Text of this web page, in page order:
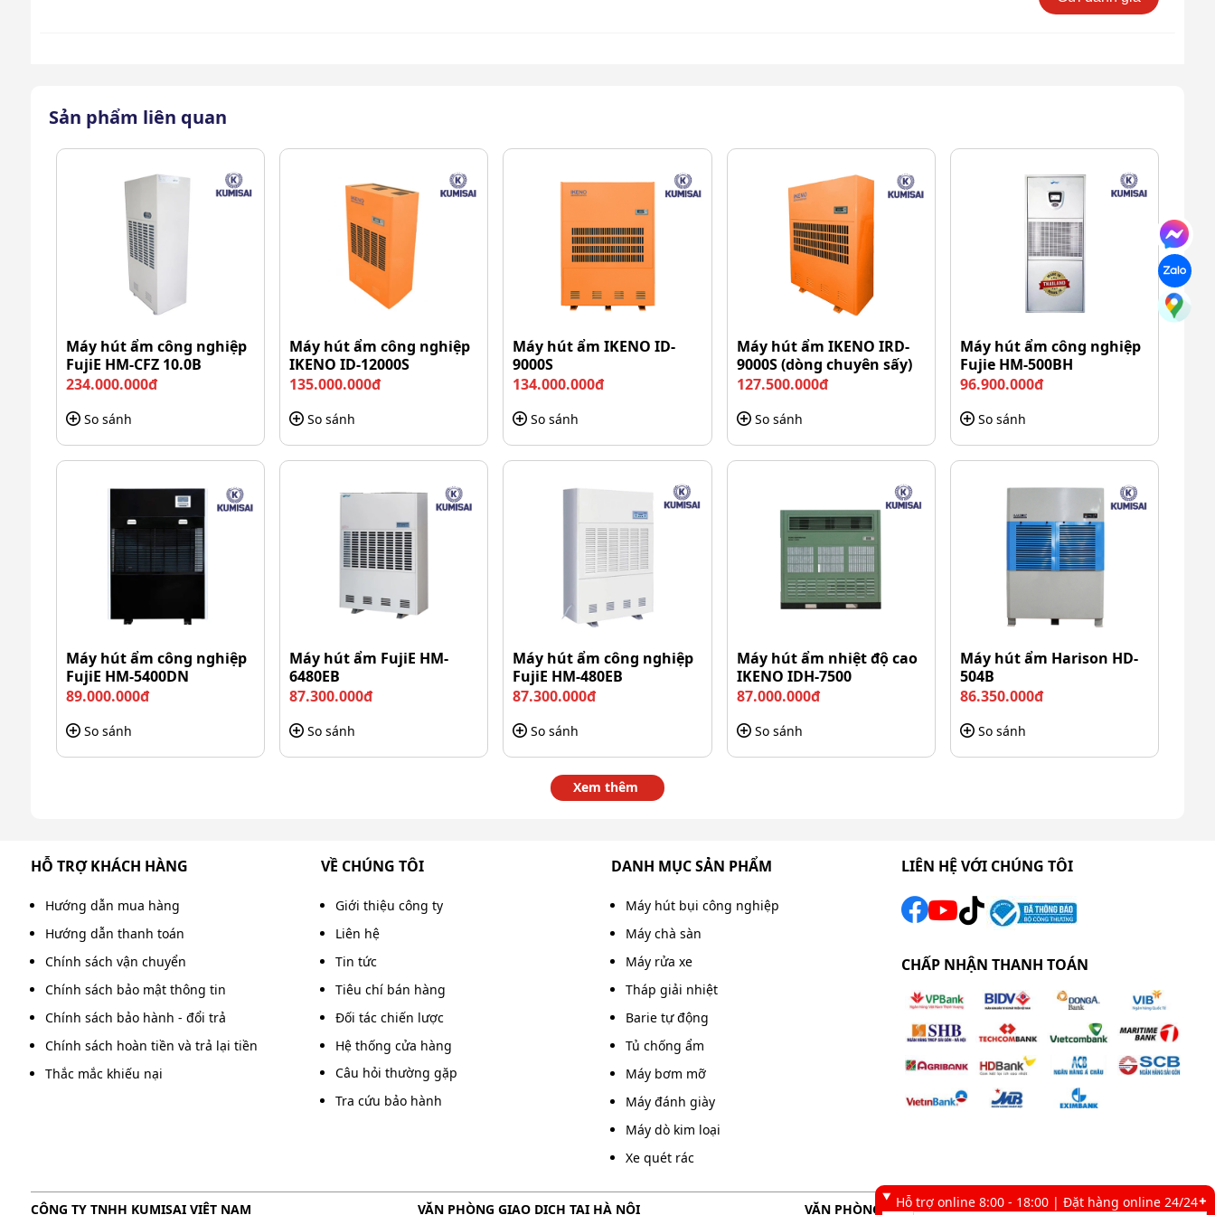
Thiết kế nhỏ gọn, cầm vừa tay
Một điểm đặc biệt đó là máy dò kim loại PulseDive 2 in 1 sử dụng công nghệ cảm ứng xung, một loại công
nghệ dò tìm dựa trên xung điện từ. Công nghệ này có khả năng hoạt động tốt ở môi trường nhiều muối
như nước biển, bãi cát mặn.
Đồng thời, việc trang bị công nghệ cảm ứng xung cũng giúp thiết bị dò tìm sâu hơn, ít bị ảnh hưởng bởi
tín hiệu nhiễu từ môi trường.
Máy phát hiện tốt và chính xác ngay cả những vật thể có kích thước nhỏ và bị vùi sâu trong cát.
Khả năng phát hiện nhanh, chuẩn xác
Với sự kết hợp của công nghệ cảm ứng xung và tần số làm việc 3kHz, thiết bị đưa ra phản hồi cực kỳ
nhanh chóng và độ chính xác cao. Điều này giúp thợ lặn dễ dàng phát hiện kim loại dưới đáy biển, tiết
kiệm thời gian và nâng cao hiệu quả tìm kiếm.
Sản phẩm liên quan
Máy hút ẩm công nghiệp
FujiE HM-CFZ 10.0B
234.000.000đ
So sánh
Máy hút ẩm công nghiệp
IKENO ID-12000S
135.000.000đ
So sánh
Máy hút ẩm IKENO ID-
9000S
134.000.000đ
So sánh
Máy hút ẩm IKENO IRD-
9000S (dòng chuyên sấy)
127.500.000đ
So sánh
Máy hút ẩm công nghiệp
Fujie HM-500BH
96.900.000đ
So sánh
Máy hút ẩm công nghiệp
FujiE HM-5400DN
89.000.000đ
So sánh
Máy hút ẩm FujiE HM-
6480EB
87.300.000đ
So sánh
Máy hút ẩm công nghiệp
FujiE HM-480EB
87.300.000đ
So sánh
Máy hút ẩm nhiệt độ cao
IKENO IDH-7500
87.000.000đ
So sánh
Máy hút ẩm Harison HD-
504B
86.350.000đ
So sánh
Xem thêm
HỖ TRỢ KHÁCH HÀNG
Hướng dẫn mua hàng
Hướng dẫn thanh toán
Chính sách vận chuyển
Chính sách bảo mật thông tin
Chính sách bảo hành - đổi trả
Chính sách hoàn tiền và trả lại tiền
Thắc mắc khiếu nại
VỀ CHÚNG TÔI
Giới thiệu công ty
Liên hệ
Tin tức
Tiêu chí bán hàng
Đối tác chiến lược
Hệ thống cửa hàng
Câu hỏi thường gặp
Tra cứu bảo hành
DANH MỤC SẢN PHẨM
Máy hút bụi công nghiệp
Máy chà sàn
Máy rửa xe
Tháp giải nhiệt
Barie tự động
Tủ chống ẩm
Máy bơm mỡ
Máy đánh giày
Máy dò kim loại
Xe quét rác
LIÊN HỆ VỚI CHÚNG TÔI
CHẤP NHẬN THANH TOÁN
CÔNG TY TNHH KUMISAI VIỆT NAM VĂN PHÒNG GIAO DỊCH TẠI HÀ NỘI VĂN PHÒNG GIAO DỊCH TẠI TP. HCM
Hỗ trợ online 8:00 - 18:00 | Đặt hàng online 24/24